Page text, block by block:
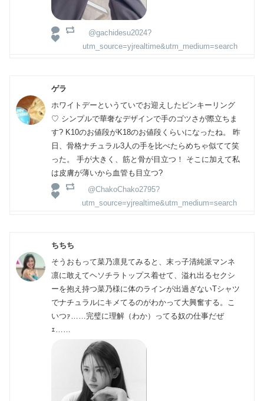
@gachidesu2024?
utm_source=yjrealtime&utm_medium=search
ゲラ
ホワイトデーというていでお迎えしたピンキーリング
♡ シンプルで華奢なデザインで手のゴツさが際立ちま
す? K10のお値段がK18のお値段くらいになったね。 昨
日、骨格ナチュラル3人の手を比べたらめちゃ似てて笑
った。 手が大きく、筋と骨が目立つ！ そこに加えて私
は皮膚が薄いから血管も目立つ?
@ChakoChako2795?
utm_source=yjrealtime&utm_medium=search
ちちち
そうおもって菜乃凛見てみると、末っ子清純派マンネ
凛に敢えてヘソチラトップス着せて、溢れ出るセクシ
ーを抱え持つ菜乃様に体のラインが出過ぎないTシャツ
でナチュラルにキメてるのがわかって大興奮する。こ
いつｧ……完璧に理解（わか）ってる奴の仕事だぜ
ｪ……